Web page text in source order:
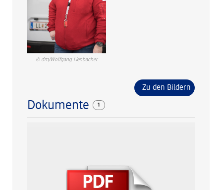
© dm/Wolfgang Lienbacher
Zu den Bildern
Dokumente 1